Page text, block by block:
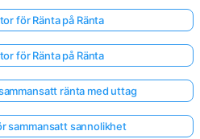
för Ränta på Ränta
för Ränta på Ränta
ränta med uttag
sammansatt sannolikhet